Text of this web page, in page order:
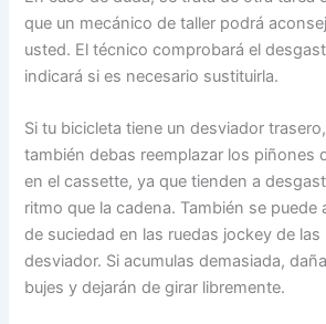
que un mecánico de taller podrá
usted. El técnico comprobará el
indicará si es necesario sustituirla.
Si tu bicicleta tiene un desviador
también debas reemplazar los piñones
en el cassette, ya que tienden a
ritmo que la cadena. También se puede
de suciedad en las ruedas jockey de las
desviador. Si acumulas demasiada,
bujes y dejarán de girar libremente.